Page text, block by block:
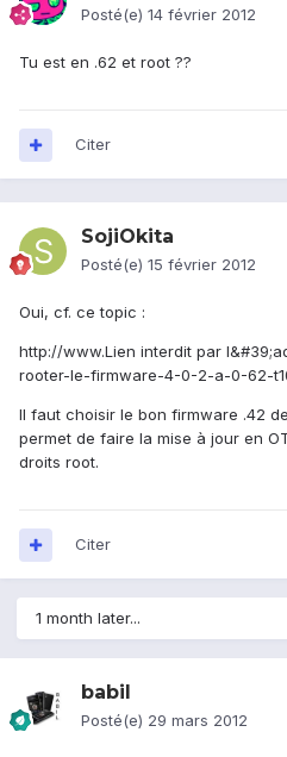
Posté(e) 14 février 2012
Tu est en .62 et root ??
Citer
SojiOkita
Posté(e) 15 février 2012
Oui, cf. ce topic :
http://www.Lien interdit par
rooter-le-firmware-4-0-2-a-0-62-
Il faut choisir le bon firmware .42
permet de faire la mise à jour en
droits root.
Citer
1 month later...
babil
Posté(e) 29 mars 2012